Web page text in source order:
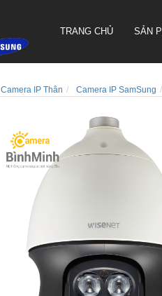
TRANG CHỦ SẢN
CAMERA QUAY QUYÉT PTZ
TRUEN HÀN QUỐC
CAMERA THÂN TRUEN HÀN
QUỐC
CAMERA ỐP TRẦN TRUEN
HÀN QUỐC
Camera IP Thân Camera IP SamSung